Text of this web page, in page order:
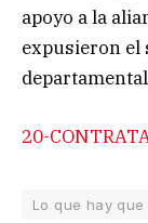
apoyo a la
expusieron el
20-
Lo que hay que